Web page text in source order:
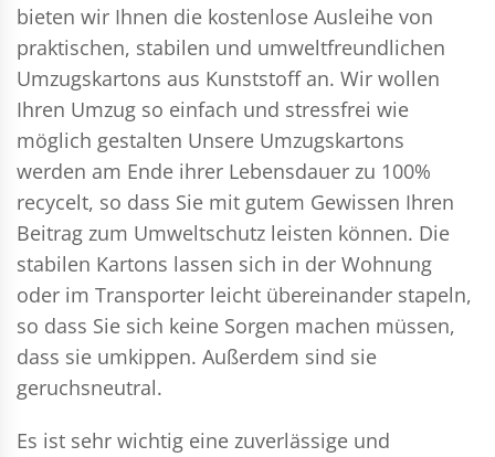
bieten wir Ihnen die kostenlose Ausleihe von
praktischen, stabilen und umweltfreundlichen
Umzugskartons aus Kunststoff an. Wir wollen
Ihren Umzug so einfach und stressfrei wie
möglich gestalten Unsere Umzugskartons
werden am Ende ihrer Lebensdauer zu 100%
recycelt, so dass Sie mit gutem Gewissen Ihren
Beitrag zum Umweltschutz leisten können. Die
stabilen Kartons lassen sich in der Wohnung
oder im Transporter leicht übereinander stapeln,
so dass Sie sich keine Sorgen machen müssen,
dass sie umkippen. Außerdem sind sie
geruchsneutral.
Es ist sehr wichtig eine zuverlässige und